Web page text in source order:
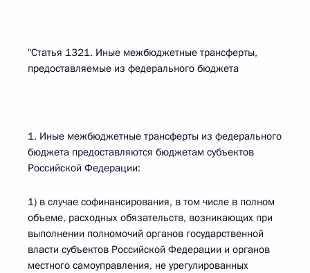
"Статья 1321. Иные межбюджетные трансферты,
предоставляемые из федерального бюджета
1. Иные межбюджетные трансферты из федерального
бюджета предоставляются бюджетам субъектов
Российской Федерации:
1) в случае софинансирования, в том числе в полном
объеме, расходных обязательств, возникающих при
выполнении полномочий органов государственной
власти субъектов Российской Федерации и органов
местного самоуправления, не урегулированных